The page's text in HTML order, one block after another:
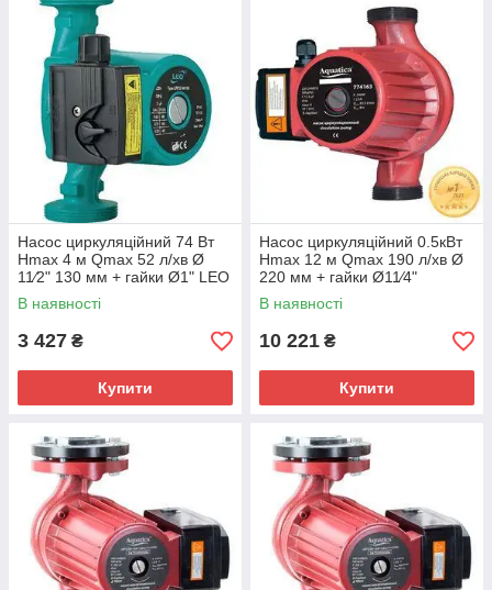
Насос циркуляційний 74 Вт
Hmax 4 м Qmax 52 л/хв Ø
11⁄2" 130 мм + гайки Ø1" LEO
3.0 LRP25-40/130 (774413)
В наявності
3 427 ₴
Купити
Насос циркуляційний 0.5кВт
Hmax 12 м Qmax 190 л/хв Ø
220 мм + гайки Ø11⁄4"
AQUATICA (774163)
В наявності
10 221 ₴
Купити